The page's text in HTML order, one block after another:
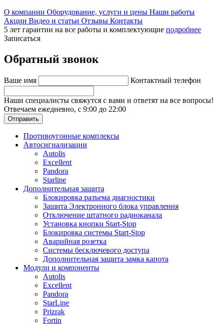
О компании Оборудование, услуги и цены Наши работы
Акции Видео и статьи Отзывы Контакты
5 лет гарантии на все работы и комплектующие подробнее
Записаться
Обратный звонок
Ваше имя Контактный телефон
Наши специалисты свяжутся с вами и ответят на все вопросы!
Отвечаем ежедневно, с 9:00 до 22:00
Отправить
Противоугонные комплексы
Автосигнализации
Autolis
Excellent
Pandora
Starline
Дополнительная защита
Блокировка разъема диагностики
Защита Электронного блока управления
Отключение штатного радиоканала
Установка кнопки Start-Stop
Блокировка системы Start-Stop
Аварийная розетка
Системы бесключевого доступа
Дополнительная защита замка капота
Модули и компоненты
Autolis
Excellent
Pandora
StarLine
Prizrak
Fortin